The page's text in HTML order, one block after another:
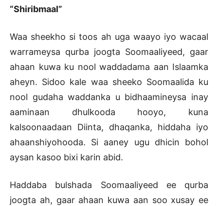
“Shiribmaal”
Waa sheekho si toos ah uga waayo iyo wacaal
warrameysa qurba joogta Soomaaliyeed, gaar
ahaan kuwa ku nool waddadama aan Islaamka
aheyn. Sidoo kale waa sheeko Soomaalida ku
nool gudaha waddanka u bidhaamineysa inay
aaminaan dhulkooda hooyo, kuna
kalsoonaadaan Diinta, dhaqanka, hiddaha iyo
ahaanshiyohooda. Si aaney ugu dhicin bohol
aysan kasoo bixi karin abid.
Haddaba bulshada Soomaaliyeed ee qurba
joogta ah, gaar ahaan kuwa aan soo xusay ee